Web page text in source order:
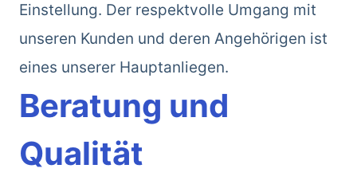
Einstellung. Der respektvolle Umgang mit
unseren Kunden und deren Angehörigen ist
eines unserer Hauptanliegen.
Beratung und
Qualität